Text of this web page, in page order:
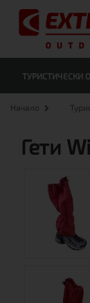
ТУРИСТИЧЕСКИ
Начало
Гети